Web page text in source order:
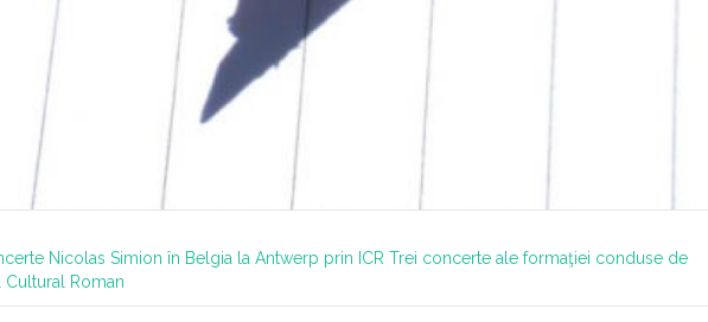
Nicolas Simion în Belgia la Antwerp prin ICR Trei concerte ale formaţiei conduse de
Roman